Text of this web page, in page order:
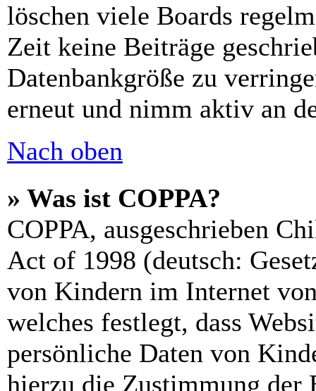
löschen viele Boards
Zeit keine Beiträge
Datenbankgröße zu
erneut und nimm aktiv an
Nach oben
» Was ist COPPA?
COPPA, ausgeschrieben
Act of 1998 (deutsch:
von Kindern im Internet
welches festlegt, dass
persönliche Daten von
hierzu die Zustimmung der